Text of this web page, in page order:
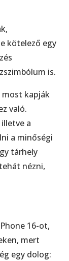
kötelező egy
is.
most kapják
való.
a
a minőségi
tárhely
nézni,
16-ot,
mert
egy dolog: